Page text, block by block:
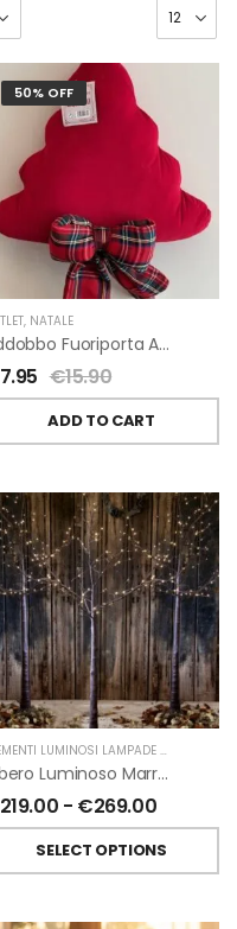
50% OFF
, NATALE
Addobbo Fuoriporta Alberello Velluto Rosso Con Fiocchetto Tartan
7.95 €15.90
ADD TO CART
ELEMENTI LUMINOSI LAMPADE E LED
Albero Luminoso Marrone Interno-Esterno Di Fiorirà Un Giardino
219.00 - €269.00
SELECT OPTIONS